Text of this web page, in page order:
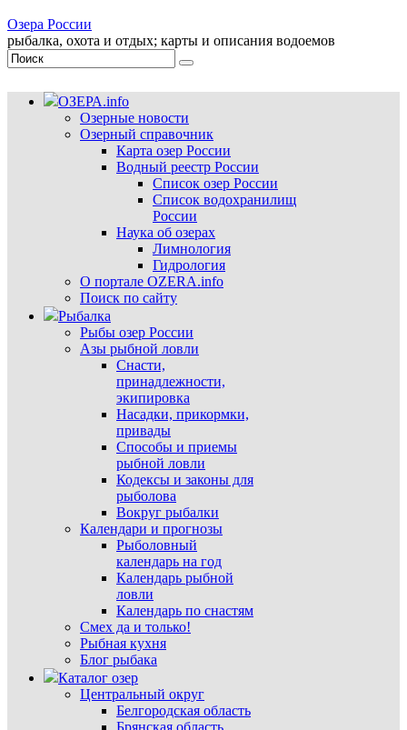
Озера России
рыбалка, охота и отдых; карты и описания водоемов
ОЗЕРА.info
Озерные новости
Озерный справочник
Карта озер России
Водный реестр России
Список озер России
Список водохранилищ
России
Наука об озерах
Лимнология
Гидрология
О портале OZERA.info
Поиск по сайту
Рыбалка
Рыбы озер России
Азы рыбной ловли
Снасти,
принадлежности,
экипировка
Насадки, прикормки,
привады
Способы и приемы
рыбной ловли
Кодексы и законы для
рыболова
Вокруг рыбалки
Календари и прогнозы
Рыболовный
календарь на год
Календарь рыбной
ловли
Календарь по снастям
Смех да и только!
Рыбная кухня
Блог рыбака
Каталог озер
Центральный округ
Белгородская область
Брянская область